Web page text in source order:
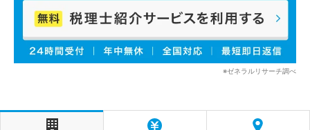
※ゼネラルリサーチ調べ